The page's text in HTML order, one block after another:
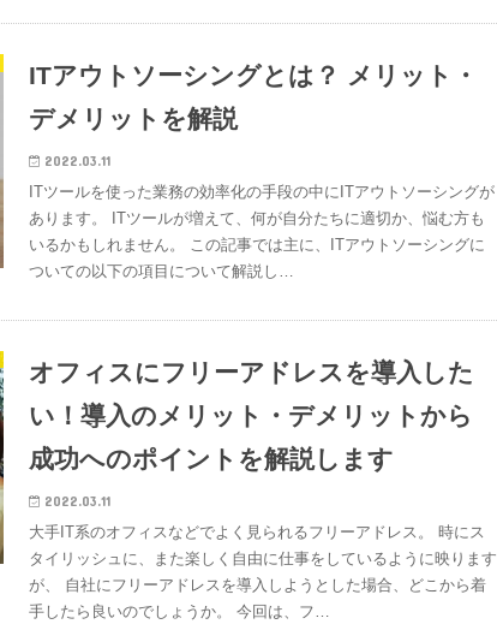
ITアウトソーシングとは？ メリット・
デメリットを解説
2022.03.11
ITツールを使った業務の効率化の手段の中にITアウトソーシングが
あります。 ITツールが増えて、何が自分たちに適切か、悩む方も
いるかもしれません。 この記事では主に、ITアウトソーシングに
ついての以下の項目について解説し…
オフィスにフリーアドレスを導入した
い！導入のメリット・デメリットから
成功へのポイントを解説します
2022.03.11
大手IT系のオフィスなどでよく見られるフリーアドレス。 時にス
タイリッシュに、また楽しく自由に仕事をしているように映ります
が、 自社にフリーアドレスを導入しようとした場合、どこから着
手したら良いのでしょうか。 今回は、フ…